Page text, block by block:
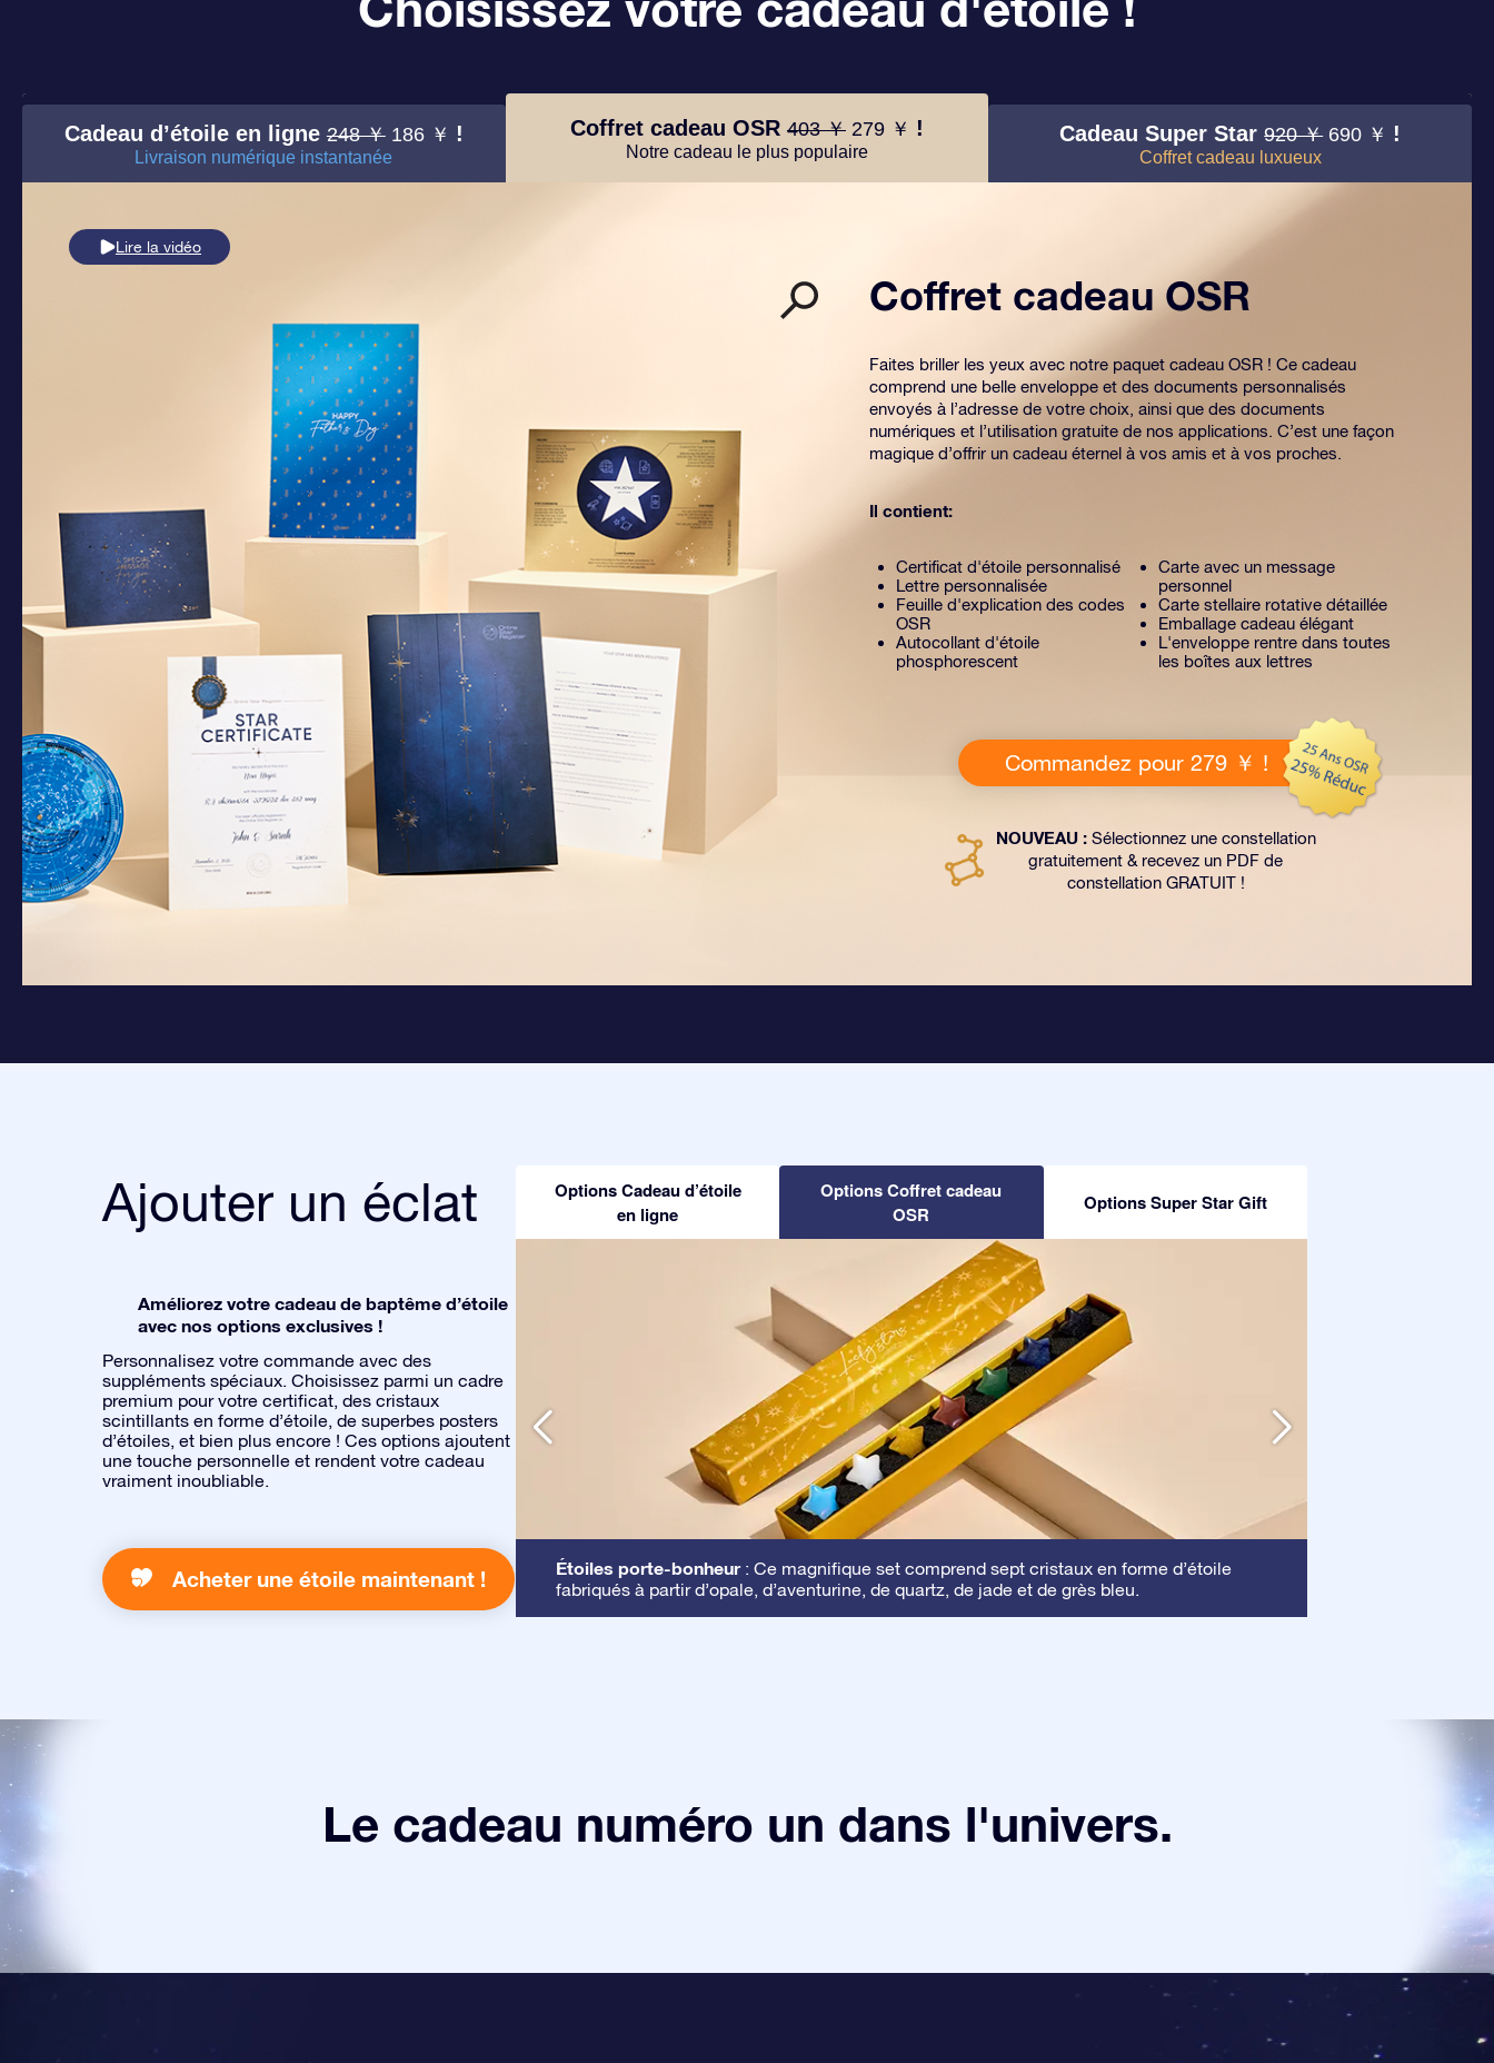
Cadeau d’étoile en ligne248 ￥ 186 ￥ !
Livraison numérique instantanée
Coffret cadeau OSR 403 ￥ 279 ￥ !
Notre cadeau le plus populaire
Cadeau Super Star920 ￥ 690 ￥ !
Coffret cadeau luxueux
Lire la vidéo
Coffret cadeau OSR
Faites briller les yeux avec notre paquet cadeau OSR ! Ce cadeau
comprend une belle enveloppe et des documents personnalisés
envoyés à l’adresse de votre choix, ainsi que des documents
numériques et l’utilisation gratuite de nos applications. C’est une façon
magique d’offrir un cadeau éternel à vos amis et à vos proches.
Il contient:
Certificat d'étoile personnalisé
Lettre personnalisée
Feuille d'explication des codes
OSR
Autocollant d'étoile
phosphorescent
Carte avec un message
personnel
Carte stellaire rotative détaillée
Emballage cadeau élégant
L'enveloppe rentre dans toutes
les boîtes aux lettres
Commandez pour 279 ￥ !
NOUVEAU :Sélectionnez une constellation
gratuitement & recevez un PDF de
constellation GRATUIT !
Ajouter un éclat
Améliorez votre cadeau de baptême d’étoile
avec nos options exclusives !
Personnalisez votre commande avec des
suppléments spéciaux. Choisissez parmi un cadre
premium pour votre certificat, des cristaux
scintillants en forme d’étoile, de superbes posters
d’étoiles, et bien plus encore ! Ces options ajoutent
une touche personnelle et rendent votre cadeau
vraiment inoubliable.
Acheter une étoile maintenant !
Options Cadeau d’étoile
en ligne
Options Coffret cadeau
OSR
Options Super Star Gift
Étoiles porte-bonheur: Ce magnifique set comprend sept cristaux en forme d’étoile
fabriqués à partir d’opale, d’aventurine, de quartz, de jade et de grès bleu.
Le cadeau numéro un dans l'univers.